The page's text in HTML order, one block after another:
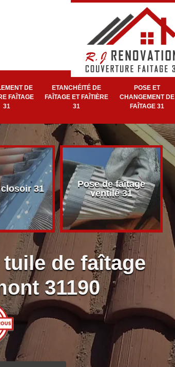
DE
FAÎTAGE
31
ETANCHÉITÉ DE
FAÎTAGE ET FAÎTIÈRE
31
POSE ET
CHANGEMENT DE
FAÎTAGE 31
31
Pose de faîtage
ventilé 31
de faîtage
31190